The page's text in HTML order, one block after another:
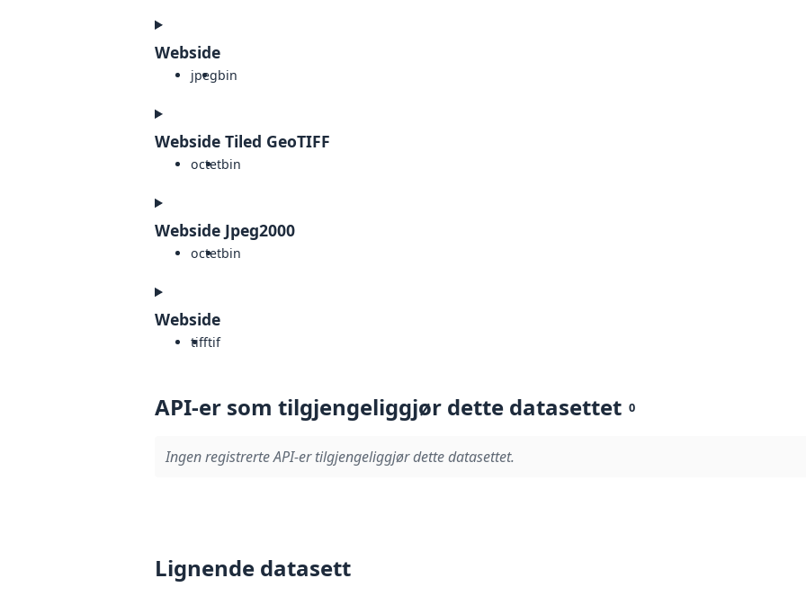
Webside
jpegbin
Webside Tiled GeoTIFF
octetbin
Webside Jpeg2000
octetbin
Webside
tifftif
API-er som tilgjengeliggjør dette datasettet 0
Ingen registrerte API-er tilgjengeliggjør dette datasettet.
Lignende datasett